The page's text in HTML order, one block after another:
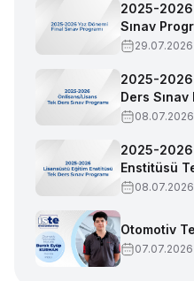
2025-2026
Sınav
29.07.2026
2025-2026
Ders Sınav
08.07.2026
2025-2026
Enstitüsü
08.07.2026
Otomotiv
07.07.2026